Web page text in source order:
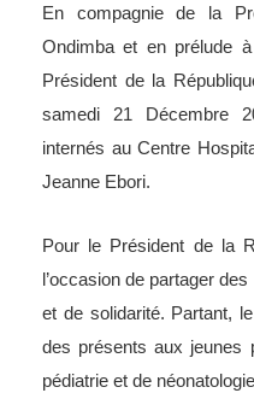
En compagnie de la
Ondimba et en prélude
Président de la
samedi 21 Décembre
internés au Centre
Jeanne Ebori.
Pour le Président de la
l’occasion de partager
et de solidarité. Partant,
des présents aux jeunes
pédiatrie et de